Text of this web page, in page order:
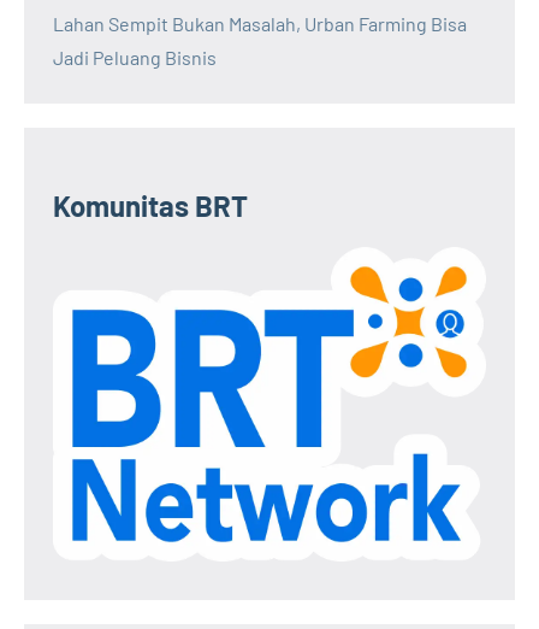
Lahan Sempit Bukan Masalah, Urban Farming Bisa
Jadi Peluang Bisnis
Komunitas BRT